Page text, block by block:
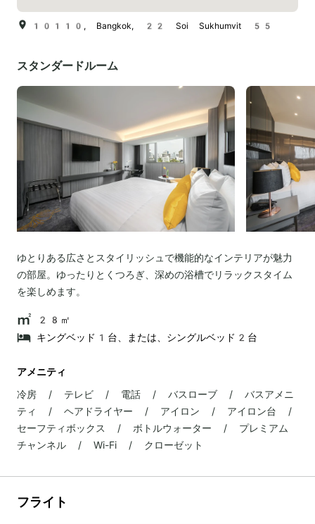
10110, Bangkok, 22 Soi Sukhumvit 55
スタンダードルーム
ゆとりある広さとスタイリッシュで機能的なインテリアが魅力
の部屋。ゆったりとくつろぎ、深めの浴槽でリラックスタイム
を楽しめます。
28㎡
キングベッド1台、または、シングルベッド2台
アメニティ
冷房 / テレビ / 電話 / バスローブ / バスアメニ
ティ / ヘアドライヤー / アイロン / アイロン台 /
セーフティボックス / ボトルウォーター / プレミアム
チャンネル / Wi-Fi / クローゼット
フライト